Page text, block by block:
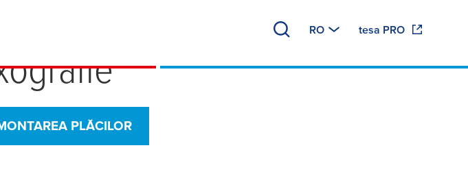
RO tesa PRO
nevoilor de montare a
PLĂCILOR